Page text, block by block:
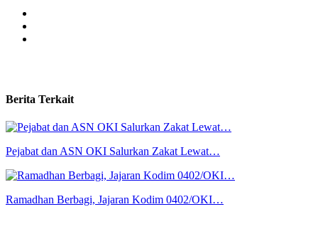
Berita Terkait
Pejabat dan ASN OKI Salurkan Zakat Lewat…
Ramadhan Berbagi, Jajaran Kodim 0402/OKI…